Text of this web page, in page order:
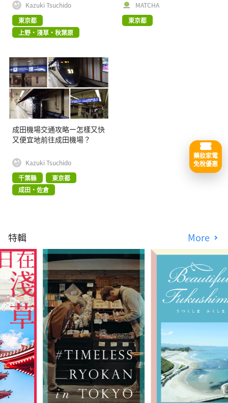
Kazuki Tsuchido
東京都
上野・淺草・秋葉原
MATCHA
東京都
成田機場交通攻略ー怎樣又快
又便宜地前往成田機場？
Kazuki Tsuchido
千葉縣
東京都
成田・佐倉
特輯 More
藥妝家電
免稅優惠